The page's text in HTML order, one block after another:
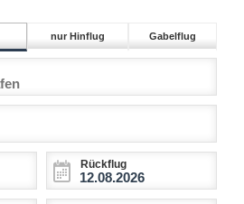
nur Hinflug Gabelflug
Rückflug